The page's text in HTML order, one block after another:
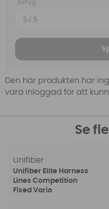
Betyg
Den här produkten har
vara inloggad för att
Se
Unifiber
Unifiber Elite Harness
Lines Competition
Fixed Vario